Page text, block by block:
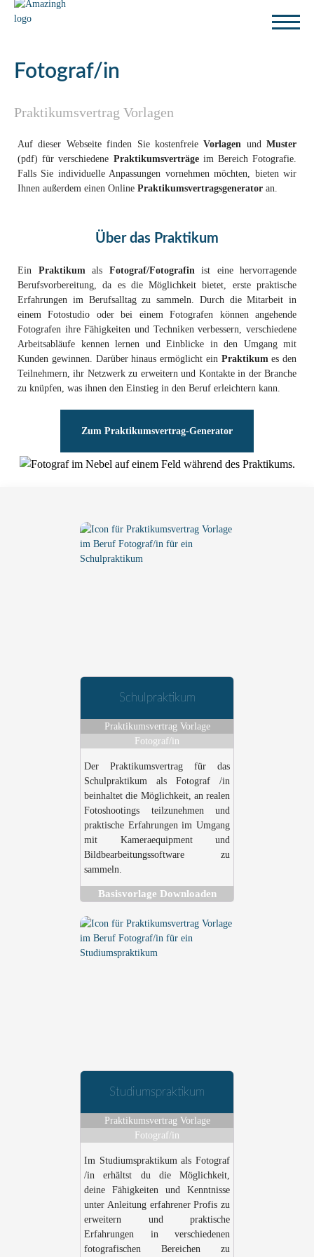
Fotograf/in
Praktikumsvertrag Vorlagen
Auf dieser Webseite finden Sie kostenfreieVorlagen und Muster
(pdf) für verschiedene Praktikumsverträgeim Bereich Fotografie.
Falls Sie individuelle Anpassungen vornehmen möchten, bieten wir
Ihnen außerdem einen Online Praktikumsvertragsgenerator an.
Über das Praktikum
Ein Praktikumals Fotograf/Fotografinist eine hervorragende
Berufsvorbereitung, da es die Möglichkeit bietet, erste praktische
Erfahrungen im Berufsalltag zu sammeln. Durch die Mitarbeit in
einem Fotostudio oder bei einem Fotografen können angehende
Fotografen ihre Fähigkeiten und Techniken verbessern, verschiedene
Arbeitsabläufe kennen lernen und Einblicke in den Umgang mit
Kunden gewinnen. Darüber hinaus ermöglicht ein Praktikumes den
Teilnehmern, ihr Netzwerk zu erweitern und Kontakte in der Branche
zu knüpfen, was ihnen den Einstieg in den Beruf erleichtern kann.
Zum Praktikumsvertrag-Generator
Schulpraktikum
Praktikumsvertrag Vorlage
Fotograf/in
Der Praktikumsvertrag für das
Schulpraktikum als Fotograf /in
beinhaltet die Möglichkeit, an realen
Fotoshootings teilzunehmen und
praktische Erfahrungen im Umgang
mit Kameraequipment und
Bildbearbeitungssoftware zu
sammeln.
Basisvorlage Downloaden
Studiumspraktikum
Praktikumsvertrag Vorlage
Fotograf/in
Im Studiumspraktikum als Fotograf
/in erhältst du die Möglichkeit,
deine Fähigkeiten und Kenntnisse
unter Anleitung erfahrener Profis zu
erweitern und praktische
Erfahrungen in verschiedenen
fotografischen Bereichen zu